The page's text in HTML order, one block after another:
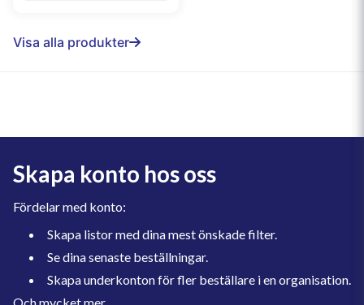
Visa alla produkter
Skapa konto hos oss
Fördelar med konto:
Skapa listor med dina mest önskade filter.
Se dina senaste beställningar.
Skapa underkonton för fler beställare i en organisation.